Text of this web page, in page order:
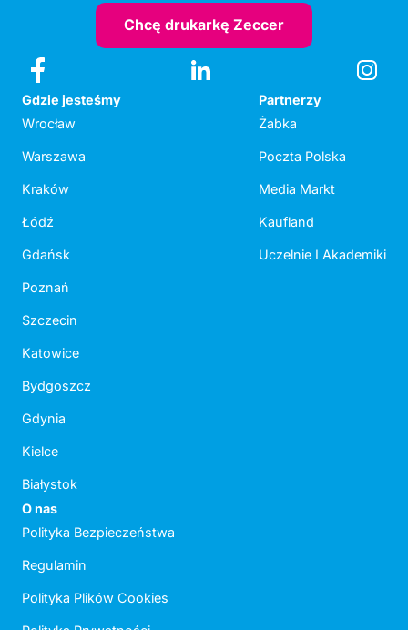
Chcę drukarkę Zeccer
Gdzie jesteśmy
Wrocław
Warszawa
Kraków
Łódź
Gdańsk
Poznań
Szczecin
Katowice
Bydgoszcz
Gdynia
Kielce
Białystok
Partnerzy
Żabka
Poczta Polska
Media Markt
Kaufland
Uczelnie I Akademiki
O nas
Polityka Bezpieczeństwa
Regulamin
Polityka Plików Cookies